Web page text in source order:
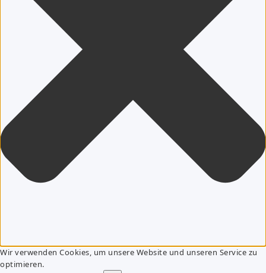
Wir verwenden Cookies, um unsere Website und unseren Service zu
optimieren.